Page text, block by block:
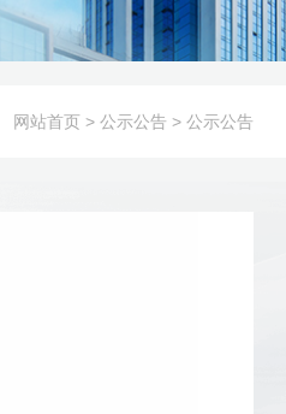
网站首页 > 公示公告 > 公示公告